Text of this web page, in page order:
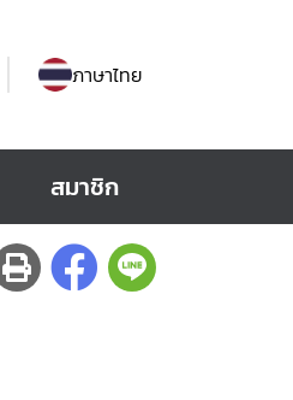
ภาษาไทย
สมาชิก